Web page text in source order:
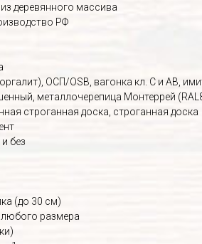
деревянного массива
РФ
ОСП/OSB, вагонка кл. С и АВ,
металлочерепица Монтеррей
строганная доска, строганная доска
без
(до 30 см)
размера